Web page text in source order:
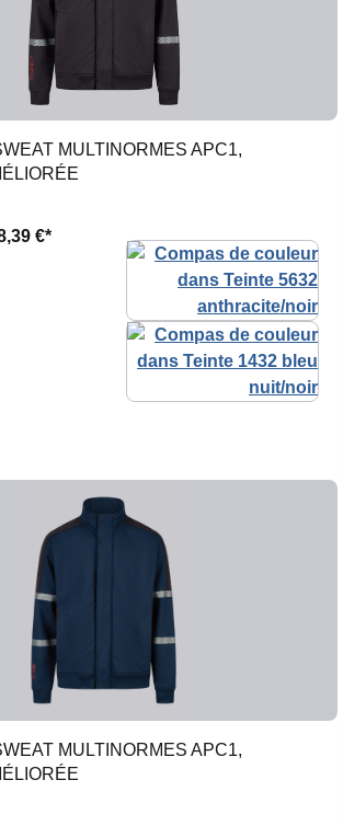
MULTINORMES APC1,
€*
MULTINORMES APC1,